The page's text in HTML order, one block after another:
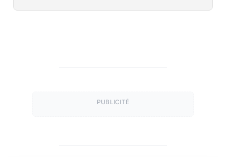
PUBLICITÉ